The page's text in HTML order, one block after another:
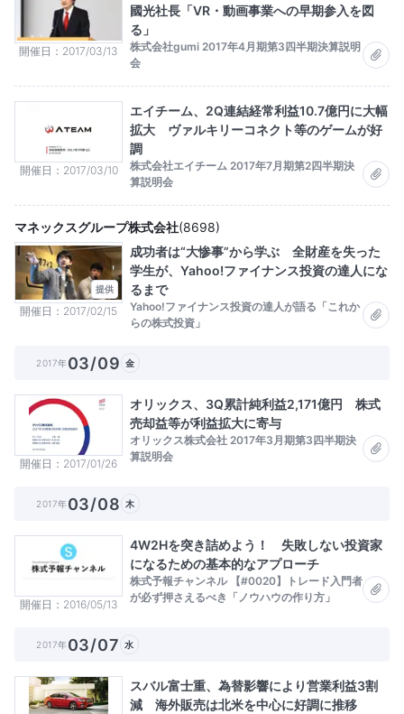
開催日 2017/03/13
國光社長「VR・動画事業への早期参入を図
る」
株式会社gumi 2017年4月期第3四半期決算説明
会
開催日 2017/03/10
エイチーム、2Q連結経常利益10.7億円に大幅
拡大 ヴァルキリーコネクト等のゲームが好
調
株式会社エイチーム 2017年7月期第2四半期決
算説明会
提供
開催日 2017/02/15
マネックスグループ株式会社(8698)
成功者は“大惨事”から学ぶ 全財産を失った
学生が、Yahoo!ファイナンス投資の達人にな
るまで
Yahoo!ファイナンス投資の達人が語る「これか
らの株式投資」
2017年03/09 金
開催日 2017/01/26
オリックス、3Q累計純利益2,171億円 株式
売却益等が利益拡大に寄与
オリックス株式会社 2017年3月期第3四半期決
算説明会
2017年03/08 木
開催日 2016/05/13
4W2Hを突き詰めよう！ 失敗しない投資家
になるための基本的なアプローチ
株式予報チャンネル 【#0020】トレード入門者
が必ず押さえるべき「ノウハウの作り方」
2017年03/07 水
スバル富士重、為替影響により営業利益3割
減 海外販売は北米を中心に好調に推移